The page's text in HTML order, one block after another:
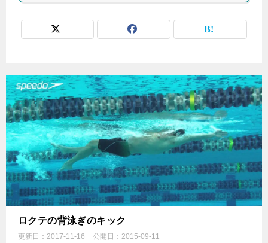
ロクテの背泳ぎのキック
更新日： 2017-11-16 公開日： 2015-09-11